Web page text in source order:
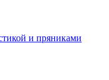
и пряниками